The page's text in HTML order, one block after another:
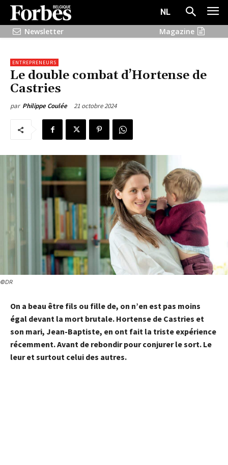
NL
Newsletter
Magazine
ENTREPRENEURS
Le double combat d’Hortense de
Castries
par Philippe Coulée 21 octobre 2024
©DR
On a beau être fils ou fille de, on n’en est pas moins
égal devant la mort brutale. Hortense de Castries et
son mari, Jean-Baptiste, en ont fait la triste expérience
récemment. Avant de rebondir pour conjurer le sort. Le
leur et surtout celui des autres.